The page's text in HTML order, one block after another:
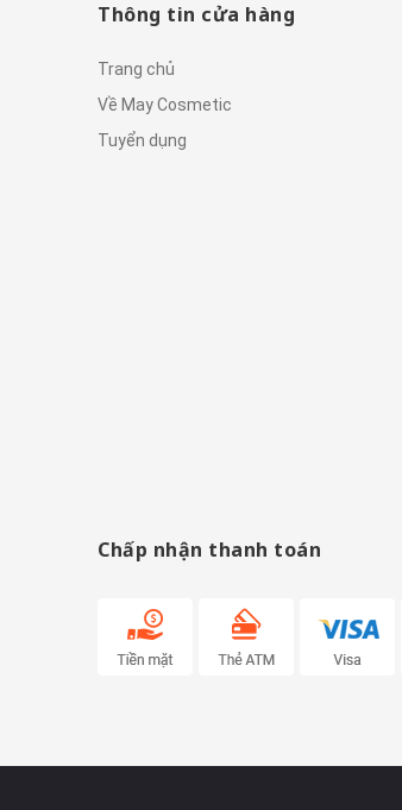
Thông tin cửa hàng
Trang chủ
Về May Cosmetic
Tuyển dụng
Chấp nhận thanh toán